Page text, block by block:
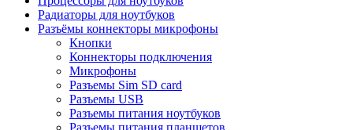
Радиаторы для ноутбуков
Разъёмы коннекторы микрофоны
Кнопки
Коннекторы подключения
Микрофоны
Разъемы Sim SD card
Разъемы USB
Разъемы питания ноутбуков
Разъемы питания планшетов